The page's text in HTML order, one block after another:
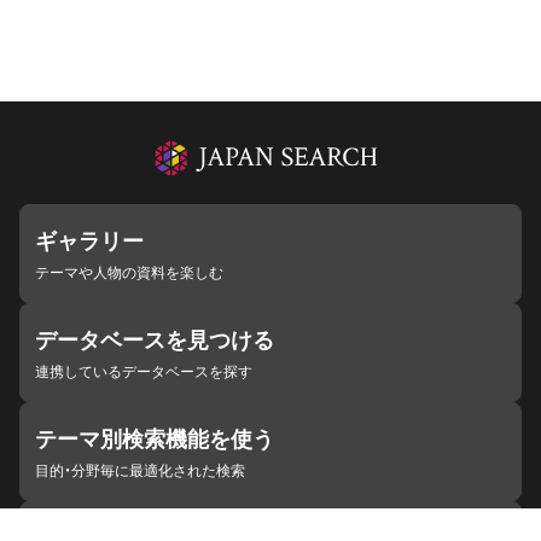
ギャラリー
テーマや人物の資料を楽しむ
データベースを見つける
連携しているデータベースを探す
テーマ別検索機能を使う
目的・分野毎に最適化された検索